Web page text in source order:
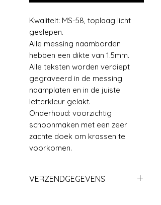
Kwaliteit: MS-58, toplaag licht
geslepen.
Alle messing naamborden
hebben een dikte van 1.5mm.
Alle teksten worden verdiept
gegraveerd in de messing
naamplaten en in de juiste
letterkleur gelakt.
Onderhoud: voorzichtig
schoonmaken met een zeer
zachte doek om krassen te
voorkomen.
VERZENDGEGEVENS